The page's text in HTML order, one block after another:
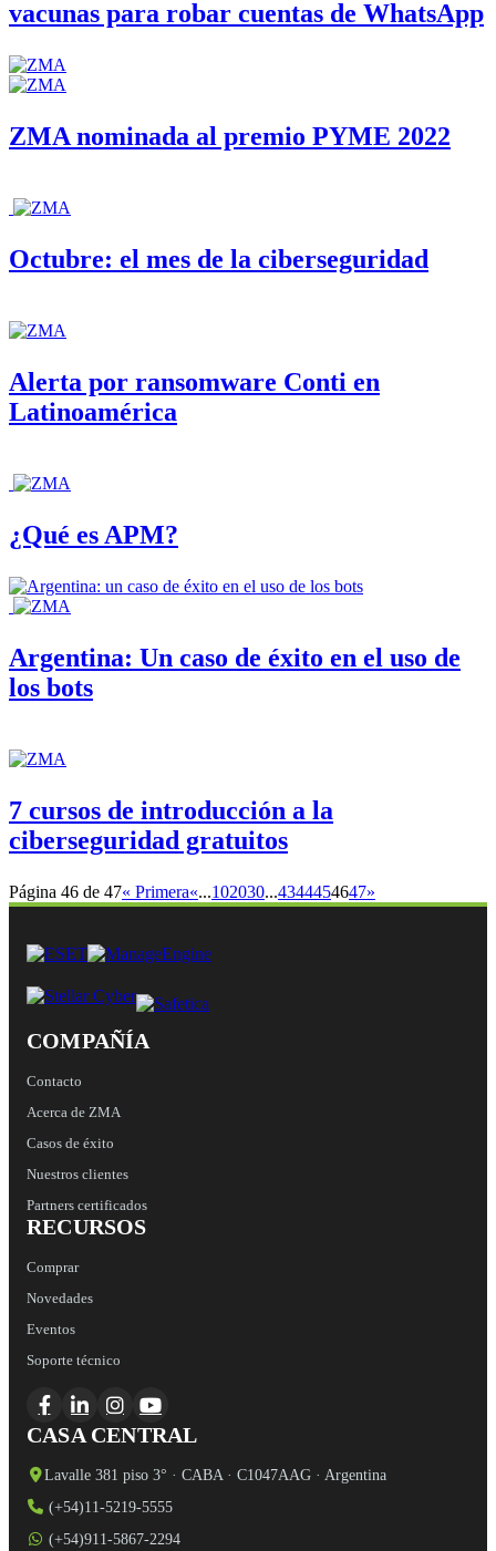
vacunas para robar cuentas de WhatsApp
ZMA nominada al premio PYME 2022
Octubre: el mes de la ciberseguridad
Alerta por ransomware Conti en
Latinoamérica
¿Qué es APM?
Argentina: Un caso de éxito en el uso de
los bots
7 cursos de introducción a la
ciberseguridad gratuitos
Página 46 de 47« Primera«...102030...4344454647»
COMPAÑÍA
Contacto
Acerca de ZMA
Casos de éxito
Nuestros clientes
Partners certificados
RECURSOS
Comprar
Novedades
Eventos
Soporte técnico
CASA CENTRAL
Lavalle 381 piso 3° · CABA · C1047AAG · Argentina
(+54)11-5219-5555
(+54)911-5867-2294